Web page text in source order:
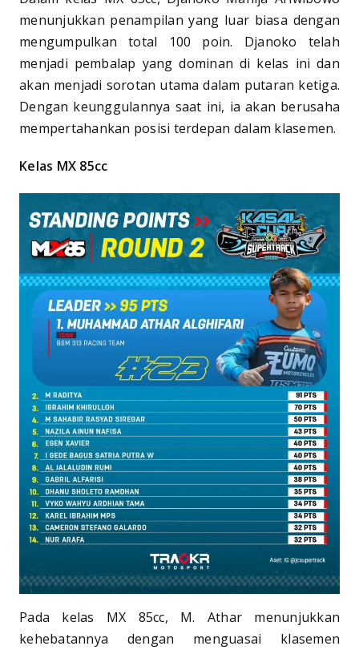
menunjukkan penampilan yang luar biasa dengan
mengumpulkan total 100 poin. Djanoko telah
menjadi pembalap yang dominan di kelas ini dan
akan menjadi sorotan utama dalam putaran ketiga.
Dengan keunggulannya saat ini, ia akan berusaha
mempertahankan posisi terdepan dalam klasemen.
Kelas MX 85cc
Pada kelas MX 85cc, M. Athar menunjukkan
kehebatannya dengan menguasai klasemen